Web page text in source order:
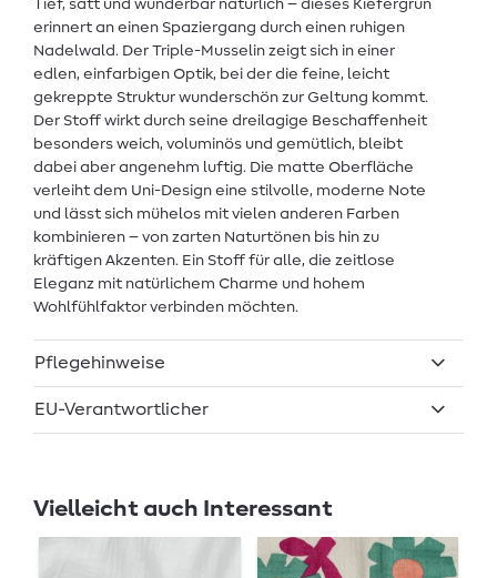
Tief, satt und wunderbar natürlich – dieses Kiefergrün
erinnert an einen Spaziergang durch einen ruhigen
Nadelwald. Der Triple-Musselin zeigt sich in einer
edlen, einfarbigen Optik, bei der die feine, leicht
gekreppte Struktur wunderschön zur Geltung kommt.
Der Stoff wirkt durch seine dreilagige Beschaffenheit
besonders weich, voluminös und gemütlich, bleibt
dabei aber angenehm luftig. Die matte Oberfläche
verleiht dem Uni-Design eine stilvolle, moderne Note
und lässt sich mühelos mit vielen anderen Farben
kombinieren – von zarten Naturtönen bis hin zu
kräftigen Akzenten. Ein Stoff für alle, die zeitlose
Eleganz mit natürlichem Charme und hohem
Wohlfühlfaktor verbinden möchten.
Pflegehinweise
EU-Verantwortlicher
Vielleicht auch Interessant